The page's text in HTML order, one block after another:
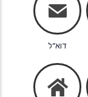
mail
דוא״ל
home